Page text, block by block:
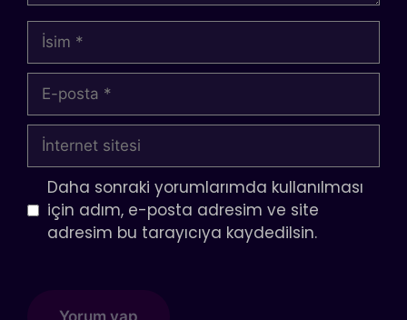
İsim
posta
İnternet
sitesi
Daha sonraki yorumlarımda kullanılması
için adım, e-posta adresim ve site
adresim bu tarayıcıya kaydedilsin.